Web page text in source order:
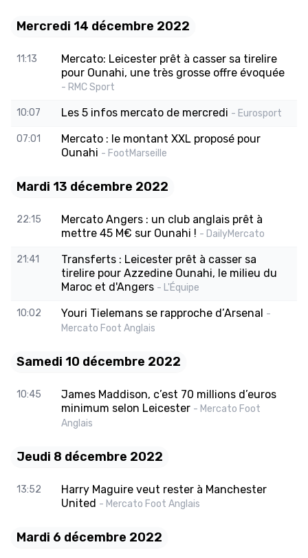
Mercredi 14 décembre 2022
11:13
Mercato: Leicester prêt à casser sa tirelire
pour Ounahi, une très grosse offre évoquée
- RMC Sport
10:07 Les 5 infos mercato de mercredi - Eurosport
07:01
Mercato : le montant XXL proposé pour
Ounahi - FootMarseille
Mardi 13 décembre 2022
22:15
Mercato Angers : un club anglais prêt à
mettre 45 M€ sur Ounahi ! - DailyMercato
21:41
Transferts : Leicester prêt à casser sa
tirelire pour Azzedine Ounahi, le milieu du
Maroc et d'Angers - L'Équipe
10:02 Youri Tielemans se rapproche d’Arsenal -
Mercato Foot Anglais
Samedi 10 décembre 2022
10:45
James Maddison, c’est 70 millions d’euros
minimum selon Leicester - Mercato Foot
Anglais
Jeudi 8 décembre 2022
13:52
Harry Maguire veut rester à Manchester
United - Mercato Foot Anglais
Mardi 6 décembre 2022